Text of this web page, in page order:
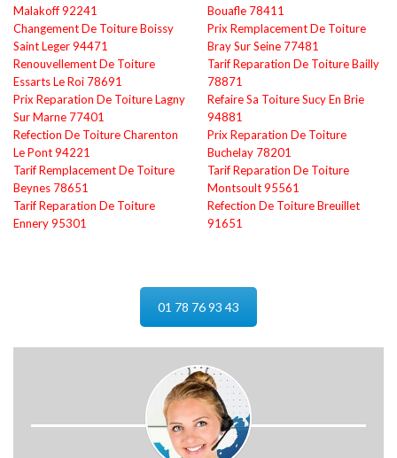
Malakoff 92241
Changement De Toiture Boissy
Saint Leger 94471
Renouvellement De Toiture
Essarts Le Roi 78691
Prix Reparation De Toiture Lagny
Sur Marne 77401
Refection De Toiture Charenton
Le Pont 94221
Tarif Remplacement De Toiture
Beynes 78651
Tarif Reparation De Toiture
Ennery 95301
Bouafle 78411
Prix Remplacement De Toiture
Bray Sur Seine 77481
Tarif Reparation De Toiture Bailly
78871
Refaire Sa Toiture Sucy En Brie
94881
Prix Reparation De Toiture
Buchelay 78201
Tarif Reparation De Toiture
Montsoult 95561
Refection De Toiture Breuillet
91651
01 78 76 93 43